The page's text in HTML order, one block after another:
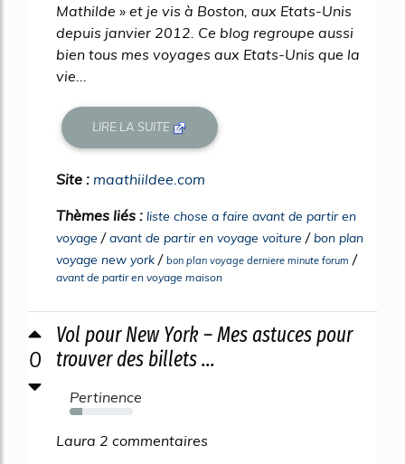
Mathilde » et je vis à Boston, aux Etats-Unis
depuis janvier 2012. Ce blog regroupe aussi
bien tous mes voyages aux Etats-Unis que la
vie...
LIRE LA SUITE
Site : maathiildee.com
Thèmes liés : liste chose a faire avant de partir en
voyage /avant de partir en voyage voiture / bon plan
voyage new york / bon plan voyage derniere minute forum /
avant de partir en voyage maison
0
Vol pour New York – Mes astuces pour
trouver des billets ...
Pertinence
20%
Laura 2 commentaires